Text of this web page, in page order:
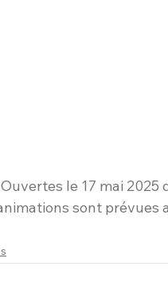
le 17 mai 2025
sont